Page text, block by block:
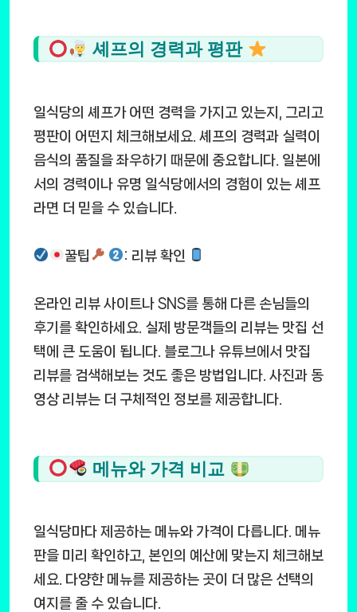
셰프의 경력과 평판
일식당의 셰프가 어떤 경력을 가지고 있는지, 그리고
평판이 어떤지 체크해보세요. 셰프의 경력과 실력이
음식의 품질을 좌우하기 때문에 중요합니다. 일본에
서의 경력이나 유명 일식당에서의 경험이 있는 셰프
라면 더 믿을 수 있습니다.
꿀팁 : 리뷰 확인
온라인 리뷰 사이트나 SNS를 통해 다른 손님들의
후기를 확인하세요. 실제 방문객들의 리뷰는 맛집 선
택에 큰 도움이 됩니다. 블로그나 유튜브에서 맛집
리뷰를 검색해보는 것도 좋은 방법입니다. 사진과 동
영상 리뷰는 더 구체적인 정보를 제공합니다.
메뉴와 가격 비교
일식당마다 제공하는 메뉴와 가격이 다릅니다. 메뉴
판을 미리 확인하고, 본인의 예산에 맞는지 체크해보
세요. 다양한 메뉴를 제공하는 곳이 더 많은 선택의
여지를 줄 수 있습니다.